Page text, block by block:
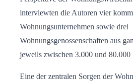
interviewten die Autoren vier
Wohnungsunternehmen sowie drei
Wohnungsgenossenschaften aus
jeweils zwischen 3.000 und 80.000
Eine der zentralen Sorgen der